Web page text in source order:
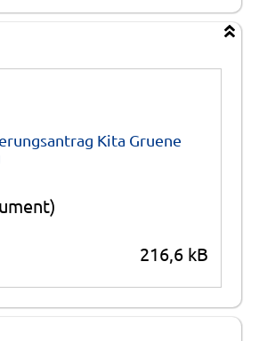
Kita Gruene
216,6 kB